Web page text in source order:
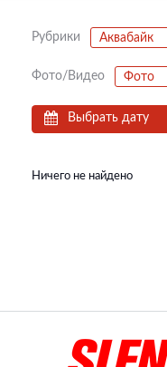
Рубрики Аквабайк
Фото/Видео Фото
Выбрать дату
Ничего не найдено